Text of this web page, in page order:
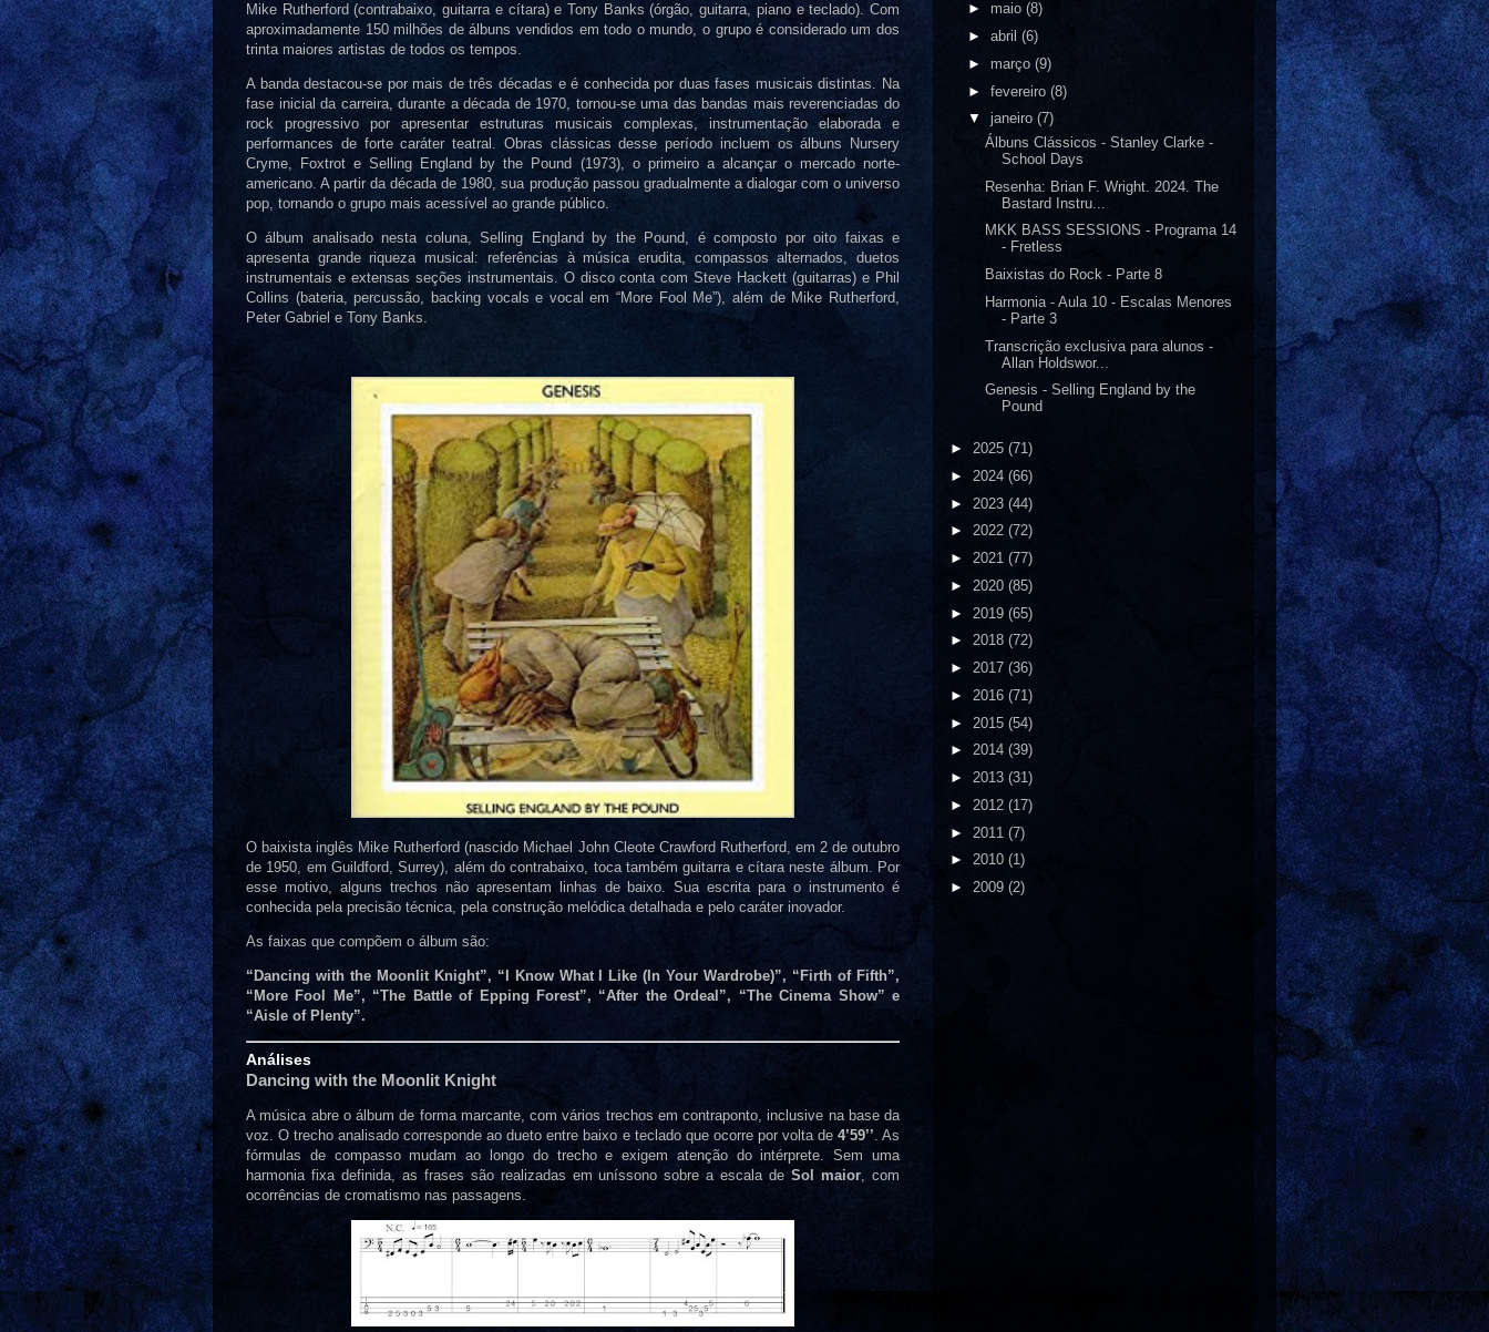
Mike Rutherford (contrabaixo, guitarra e cítara) e Tony Banks (órgão, guitarra, piano e teclado). Com
aproximadamente 150 milhões de álbuns vendidos em todo o mundo, o grupo é considerado um dos
trinta maiores artistas de todos os tempos.
A banda destacou-se por mais de três décadas e é conhecida por duas fases musicais distintas. Na
fase inicial da carreira, durante a década de 1970, tornou-se uma das bandas mais reverenciadas do
rock progressivo por apresentar estruturas musicais complexas, instrumentação elaborada e
performances de forte caráter teatral. Obras clássicas desse período incluem os álbuns Nursery
Cryme, Foxtrot e Selling England by the Pound (1973), o primeiro a alcançar o mercado norte-
americano. A partir da década de 1980, sua produção passou gradualmente a dialogar com o universo
pop, tornando o grupo mais acessível ao grande público.
O álbum analisado nesta coluna, Selling England by the Pound, é composto por oito faixas e
apresenta grande riqueza musical: referências à música erudita, compassos alternados, duetos
instrumentais e extensas seções instrumentais. O disco conta com Steve Hackett (guitarras) e Phil
Collins (bateria, percussão, backing vocals e vocal em “More Fool Me”), além de Mike Rutherford,
Peter Gabriel e Tony Banks.
O baixista inglês Mike Rutherford (nascido Michael John Cleote Crawford Rutherford, em 2 de outubro
de 1950, em Guildford, Surrey), além do contrabaixo, toca também guitarra e cítara neste álbum. Por
esse motivo, alguns trechos não apresentam linhas de baixo. Sua escrita para o instrumento é
conhecida pela precisão técnica, pela construção melódica detalhada e pelo caráter inovador.
As faixas que compõem o álbum são:
“Dancing with the Moonlit Knight”, “I Know What I Like (In Your Wardrobe)”, “Firth of Fifth”,
“More Fool Me”, “The Battle of Epping Forest”, “After the Ordeal”, “The Cinema Show” e
“Aisle of Plenty”.
Análises
Dancing with the Moonlit Knight
A música abre o álbum de forma marcante, com vários trechos em contraponto, inclusive na base da
voz. O trecho analisado corresponde ao dueto entre baixo e teclado que ocorre por volta de 4’59’’ . As
fórmulas de compasso mudam ao longo do trecho e exigem atenção do intérprete. Sem uma
harmonia fixa definida, as frases são realizadas em uníssono sobre a escala deSol maior , com
ocorrências de cromatismo nas passagens.
► maio (8)
► abril (6)
► março (9)
► fevereiro (8)
▼ janeiro (7)
Álbuns Clássicos - Stanley Clarke -
School Days
Resenha: Brian F. Wright. 2024. The
Bastard Instru...
MKK BASS SESSIONS - Programa 14
- Fretless
Baixistas do Rock - Parte 8
Harmonia - Aula 10 - Escalas Menores
- Parte 3
Transcrição exclusiva para alunos -
Allan Holdswor...
Genesis - Selling England by the
Pound
► 2025 (71)
► 2024 (66)
► 2023 (44)
► 2022 (72)
► 2021 (77)
► 2020 (85)
► 2019 (65)
► 2018 (72)
► 2017 (36)
► 2016 (71)
► 2015 (54)
► 2014 (39)
► 2013 (31)
► 2012 (17)
► 2011 (7)
► 2010 (1)
► 2009 (2)